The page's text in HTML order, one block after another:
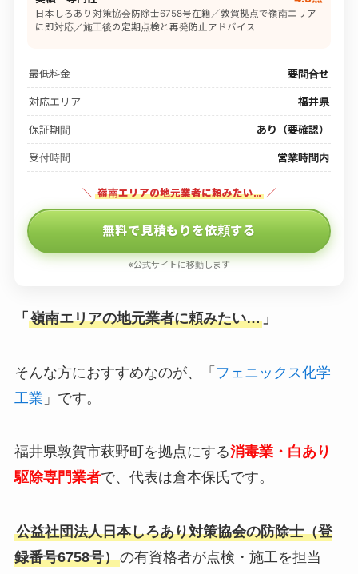
日本しろあり対策協会防除士6758号在籍／敦賀拠点で嶺南エリア
に即対応／施工後の定期点検と再発防止アドバイス
最低料金 要問合せ
対応エリア 福井県
保証期間 あり（要確認）
受付時間 営業時間内
＼ 嶺南エリアの地元業者に頼みたい… ／
無料で見積もりを依頼する
※公式サイトに移動します
「 嶺南エリアの地元業者に頼みたい…」
そんな方におすすめなのが、「 フェニックス化学
工業 」です。
福井県敦賀市萩野町を拠点にする消毒業・白あり
駆除専門業者で、代表は倉本保氏です。
公益社団法人日本しろあり対策協会の防除士（登
録番号6758号）の有資格者が点検・施工を担当